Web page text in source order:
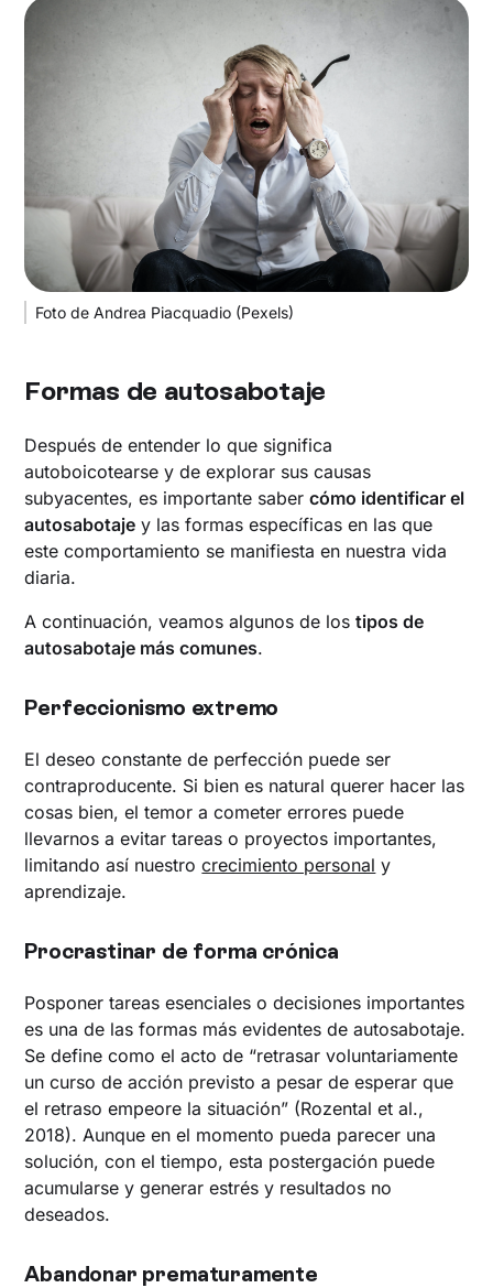
Foto de Andrea Piacquadio (Pexels)
Formas de autosabotaje
Después de entender lo que significa
autoboicotearse y de explorar sus causas
subyacentes, es importante sabercómo identificar el
autosabotaje y las formas específicas en las que
este comportamiento se manifiesta en nuestra vida
diaria.
A continuación, veamos algunos de lostipos de
autosabotaje más comunes.
Perfeccionismo extremo
El deseo constante de perfección puede ser
contraproducente. Si bien es natural querer hacer las
cosas bien, el temor a cometer errores puede
llevarnos a evitar tareas o proyectos importantes,
limitando así nuestrocrecimiento personal y
aprendizaje.
Procrastinar de forma crónica
Posponer tareas esenciales o decisiones importantes
es una de las formas más evidentes de autosabotaje.
Se define como el acto de “retrasar voluntariamente
un curso de acción previsto a pesar de esperar que
el retraso empeore la situación” (Rozental et al.,
2018). Aunque en el momento pueda parecer una
solución, con el tiempo, esta postergación puede
acumularse y generar estrés y resultados no
deseados.
Abandonar prematuramente